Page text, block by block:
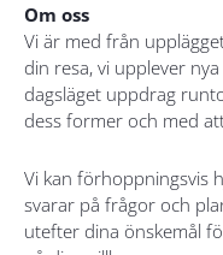
Om oss
Vi är med från
din resa, vi upplever
dagsläget uppdrag
dess former och med
Vi kan förhoppningsvis
svarar på frågor och
utefter dina önskemål